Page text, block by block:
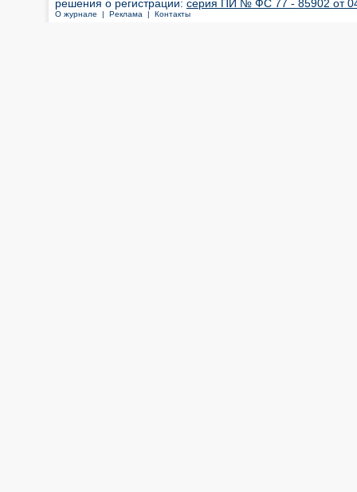
решения о регистрации: серия ПИ № ФС 77 - 85902 от 04
О журнале | Реклама | Контакты